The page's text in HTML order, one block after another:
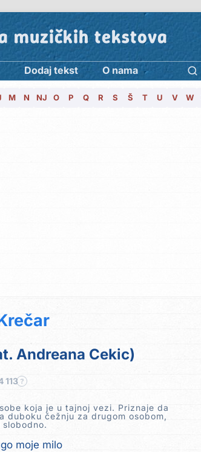
muzičkih tekstova
Dodaj tekst O nama
M N NJ O P Q R S Š T U V W
Andreana Cekic)
113 ?
koja je u tajnoj vezi. Priznaje da
duboku čežnju za drugom osobom,
moje milo